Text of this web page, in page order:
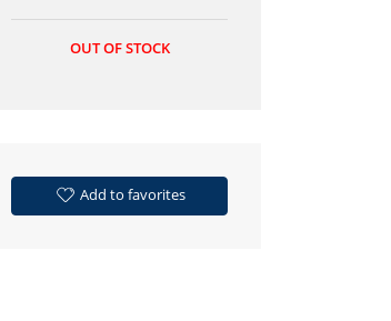
OUT OF STOCK
Add to favorites